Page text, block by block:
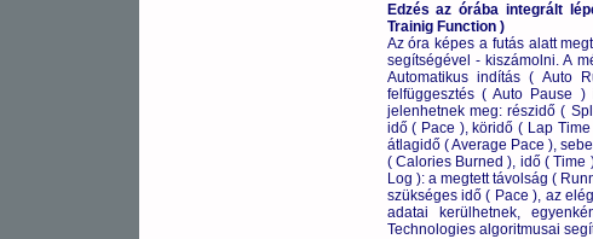
Edzés az órába integrált
Trainig Function )
Az óra képes a futás alatt
segítségével - kiszámolni. A
Automatikus indítás ( Auto
felfüggesztés ( Auto Pause
jelenhetnek meg: részidő (
idő ( Pace ), köridő ( Lap
átlagidő ( Average Pace ),
( Calories Burned ), idő ( Time
Log ): a megtett távolság (
szükséges idő ( Pace ), az
adatai kerülhetnek,
Technologies algoritmusai